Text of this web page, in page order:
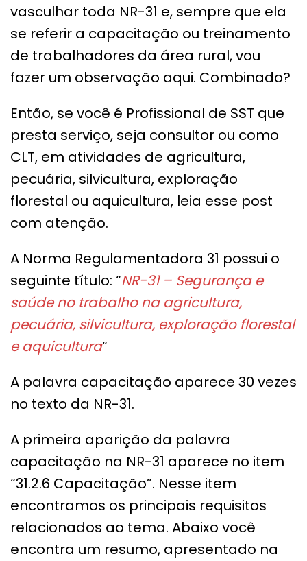
vasculhar toda NR-31 e, sempre que ela
se referir a capacitação ou treinamento
de trabalhadores da área rural, vou
fazer um observação aqui. Combinado?
Então, se você é Profissional de SST que
presta serviço, seja consultor ou como
CLT, em atividades de agricultura,
pecuária, silvicultura, exploração
florestal ou aquicultura, leia esse post
com atenção.
A Norma Regulamentadora 31 possui o
seguinte título: “NR-31 – Segurança e
saúde no trabalho na agricultura,
pecuária, silvicultura, exploração florestal
e aquicultura“
A palavra capacitação aparece 30 vezes
no texto da NR-31.
A primeira aparição da palavra
capacitação na NR-31 aparece no item
“31.2.6 Capacitação”. Nesse item
encontramos os principais requisitos
relacionados ao tema. Abaixo você
encontra um resumo, apresentado na